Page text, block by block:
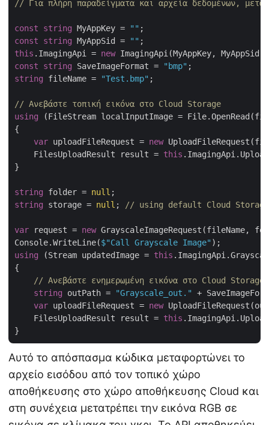
// Για πλήρη παραδείγματα και αρχεία δεδομένων,
const string MyAppKey = ""
const
string MyAppSid = ""
this .ImagingApi = new ImagingApi(MyAppKey, MyAppSid,
const
string SaveImageFormat = "bmp"
string fileName = "Test.bmp" ;
// Ανεβάστε τοπική εικόνα στο Cloud Storage
using (FileStream localInputImage =
{
var uploadFileRequest = new
    FilesUploadResult result =
this
}
string folder = null
string storage = null ; // using default Cloud Storage
var request = new GrayscaleImageRequest(fileName,
Console.WriteLine($"Call Grayscale Image"
using (Stream updatedImage = this
{
// Ανεβάστε ενημερωμένη εικόνα στο Cloud Storage
string outPath = "Grayscale_out."
+
var uploadFileRequest = new
    FilesUploadResult result =
this
Αυτό το απόσπασμα κώδικα μεταφορτώνει το
αρχείο εισόδου από τον τοπικό χώρο
αποθήκευσης στο χώρο αποθήκευσης Cloud και
στη συνέχεια μετατρέπει την εικόνα RGB σε